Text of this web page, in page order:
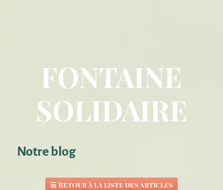
FONTAINE
SOLIDAIRE
Notre blog
☰ Retour à la liste des articles